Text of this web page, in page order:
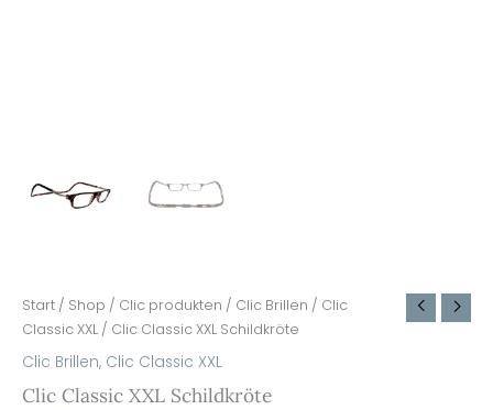
Start / Shop / Clic produkten / Clic Brillen / Clic
Classic XXL / Clic Classic XXL Schildkröte
Clic Brillen, Clic Classic XXL
Clic Classic XXL Schildkröte